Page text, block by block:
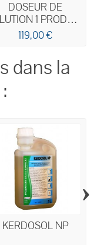
DOSEUR DE
1 PRODUIT
16L/MN
119,00 €
dans la
KERDOSOL NP
›